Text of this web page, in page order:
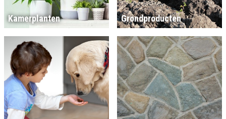
Kamerplanten Grondproducten